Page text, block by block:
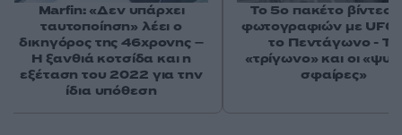
Marfin: «Δεν υπάρχει
ταυτοποίηση» λέει ο
δικηγόρος της 46χρονης –
Η ξανθιά κοτσίδα και η
εξέταση του 2022 για την
ίδια υπόθεση
Το 5ο πακέτο βίντεο
φωτογραφιών με UFO
το Πεντάγωνο - Το
«τρίγωνο» και οι
σφαίρες»